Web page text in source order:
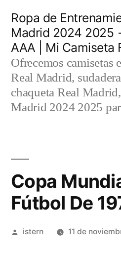
contenido
Ropa de
Madrid 2024 2025
AAA | Mi Camiseta
Ofrecemos camisetas
Real Madrid,
chaqueta Real
Madrid 2024 2025
Copa
Fútbol De
Publicado
istern 11 de